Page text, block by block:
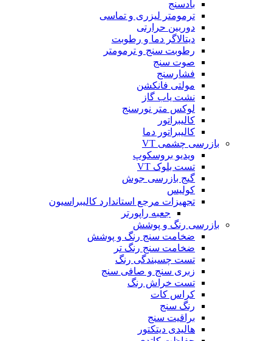
بادسنج
ترمومتر لیزری و تماسی
دوربین حرارتی
دیتالاگر دما و رطوبت
رطوبت سنج و ترمومتر
صوت سنج
فشارسنج
مولتی فانکشن
نشت یاب گاز
لوکس متر نورسنج
کالیبراتور
کالیبراتور دما
بازرسی چشمی VT
ویدیو بروسکوپ
تست بلوک VT
گیج بازرسی جوش
کولیس
تجهیزات مرجع استاندارد کالیبراسیون
جعبه راپورتر
بازرسی رنگ و پوشش
ضخامت سنج رنگ و پوشش
ضخامت سنج رنگ تر
تست چسبندگی رنگ
زبری سنج و صافی سنج
تست خراش رنگ
کراس کات
رنگ سنج
براقیت سنج
هالیدی دیتکتور